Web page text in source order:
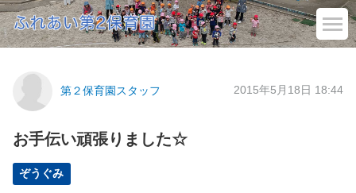
第２保育園スタッフ 2015年5月18日 18:44
お手伝い頑張りました☆
ぞうぐみ